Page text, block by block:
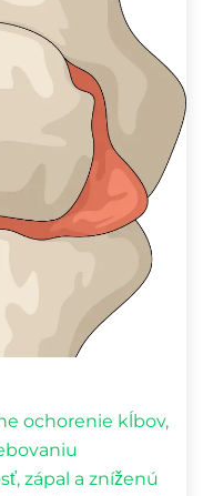
ochorenie kĺbov,
zápal a zníženú